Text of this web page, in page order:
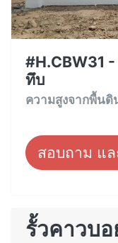
#H.CBW31
ทึบ
ความสูงจากพื้นดิ
สอบถาม แล
รั้วคาวบ